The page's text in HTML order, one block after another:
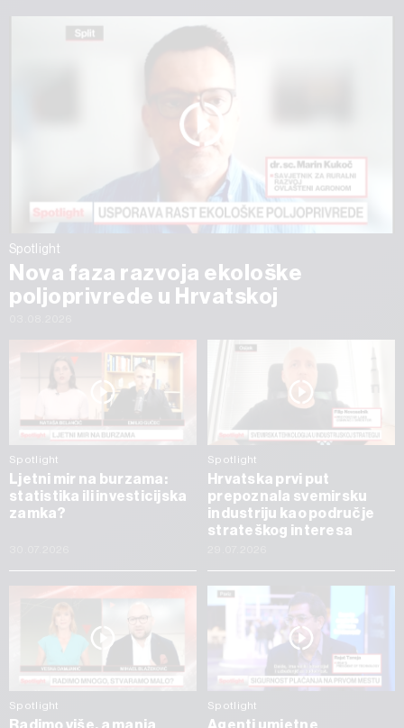
Spotlight
Nova faza razvoja ekološke
poljoprivrede u Hrvatskoj
Spotlight
Ljetni mir na burzama:
statistika ili investicijska
zamka?
Spotlight
Hrvatska prvi put
prepoznala svemirsku
industriju kao područje
strateškog interesa
Spotlight Spotlight